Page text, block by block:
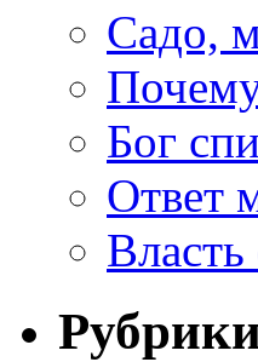
Садо,
Бог
Ответ
Власть